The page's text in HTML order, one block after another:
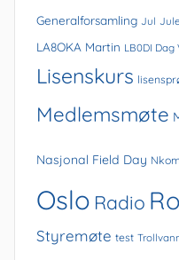
Generalforsamling Jul
LA8OKA Martin LB0DI Dag
Lisenskurs
Medlemsmøte
Nasjonal Field Day
Oslo Radio
Styremøte test